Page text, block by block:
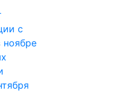
с
ноябре